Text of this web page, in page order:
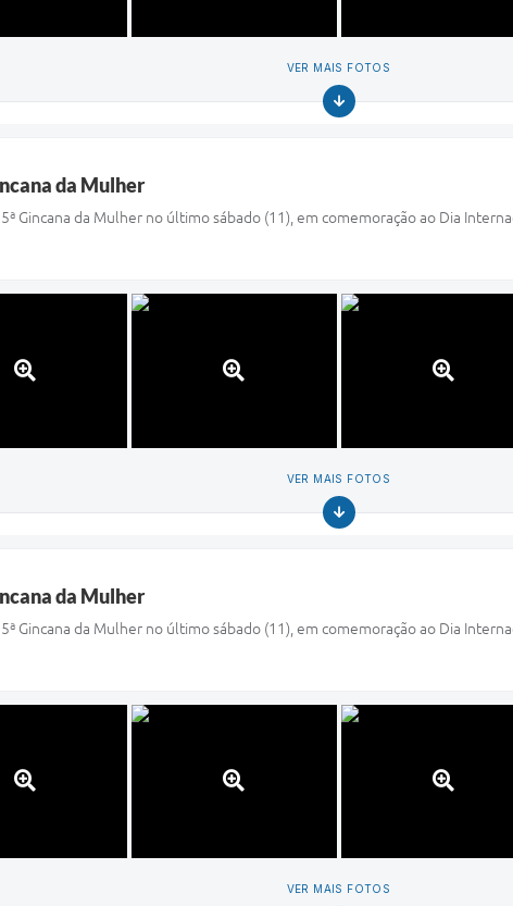
VER MAIS FOTOS
da Mulher
Gincana da Mulher no último sábado (11), em comemoração ao Dia
VER MAIS FOTOS
da Mulher
Gincana da Mulher no último sábado (11), em comemoração ao Dia
VER MAIS FOTOS